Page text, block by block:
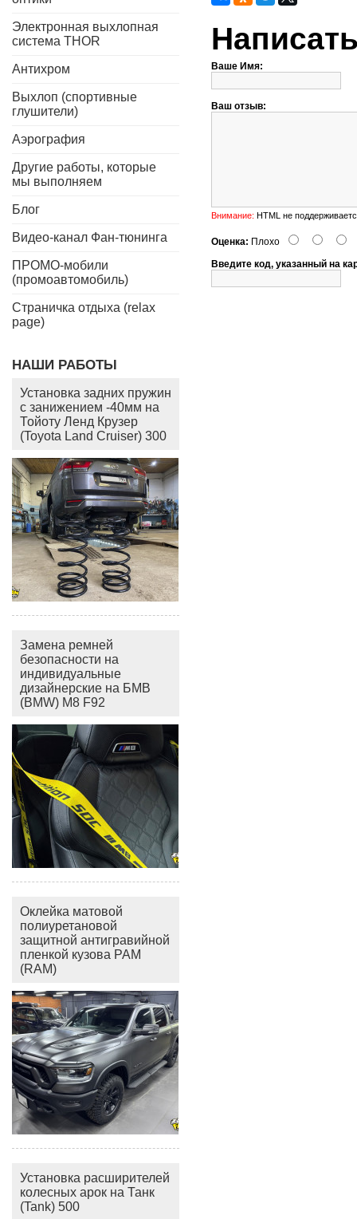
Электронная выхлопная
система THOR
Антихром
Выхлоп (спортивные
глушители)
Аэрография
Другие работы, которые
мы выполняем
Блог
Видео-канал Фан-тюнинга
ПРОМО-мобили
(промоавтомобиль)
Страничка отдыха (relax
page)
НАШИ РАБОТЫ
Установка задних пружин
с занижением -40мм на
Тойоту Ленд Крузер
(Toyota Land Cruiser) 300
Замена ремней
безопасности на
индивидуальные
дизайнерские на БМВ
(BMW) M8 F92
Оклейка матовой
полиуретановой
защитной антигравийной
пленкой кузова РАМ
(RAM)
Установка расширителей
колесных арок на Танк
(Tank) 500
Ваше Имя:
Ваш отзыв:
Внимание: HTML не
Оценка: Плохо
Введите код, указанный на